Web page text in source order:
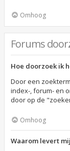
Omhoog
Forums
Hoe doorzoek ik
Door een
index-, forum- en
door op de
Omhoog
Waarom levert